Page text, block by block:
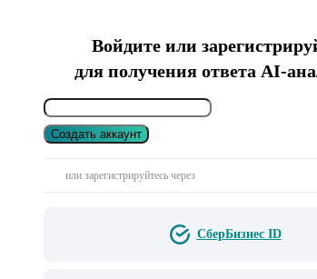
Войдите или
для получения ответа AI-
Создать аккаунт
или зарегистрируйтесь через
СберБизнес ID